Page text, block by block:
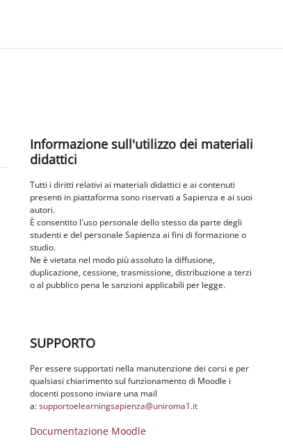
Blocchi
Informazione sull'utilizzo dei materiali
didattici
Tutti i diritti relativi ai materiali didattici e ai contenuti
presenti in piattaforma sono riservati a Sapienza e ai suoi
autori.
È consentito l'uso personale dello stesso da parte degli
studenti e del personale Sapienza ai fini di formazione o
studio.
Ne è vietata nel modo più assoluto la diffusione,
duplicazione, cessione, trasmissione, distribuzione a terzi
o al pubblico pena le sanzioni applicabili per legge.
SUPPORTO
Per essere supportati nella manutenzione dei corsi e per
qualsiasi chiarimento sul funzionamento di Moodle i
docenti possono inviare una mail
a:supportoelearningsapienza@uniroma1.it
Documentazione Moodle